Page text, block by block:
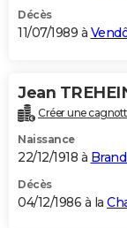
Décès
11/07/1989 à
Jean
Créer une
Naissance
22/12/1918 à
Décès
04/12/1986 à la